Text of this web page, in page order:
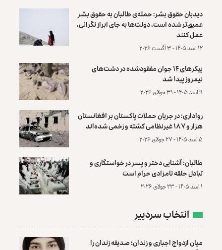
دیدبان حقوق بشر: حمله‌ی طالبان به حقوق بشر
عمیق‌تر شده است، دولت‌ها به جای ابراز نگرانی،
عمل کنند
۱۲ اسد ۱۴۰۵ - ۳ آگست ۲۰۲۶
پیکرهای ۱۴ جوان مفقودشده در دشت‌های
نیمروز پیدا شد
۹ اسد ۱۴۰۵ - ۳۱ جولای ۲۰۲۶
رواداری: در جریان حملات پاکستان بر افغانستان
هزار و ۱۸۷ غیرنظامی کشته و زخمی شده‌اند
۵ اسد ۱۴۰۵ - ۲۷ جولای ۲۰۲۶
طالبان: آشنایی دختر و پسر در خواستگاری و
تبادل حلقه نامزادی حرام است
۱ اسد ۱۴۰۵ - ۲۳ جولای ۲۰۲۶
انتخاب سردبیر
میان ازدواج اجباری و زندان؛ صدیقه زندان را